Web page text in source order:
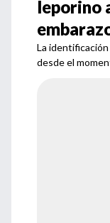
leporino
La
desde el